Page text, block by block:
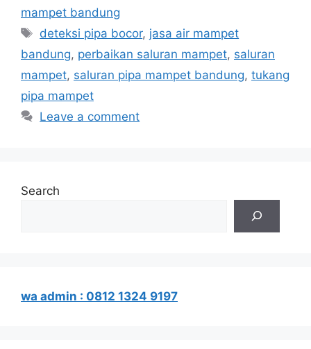
mampet bandung
Tags
deteksi pipa bocor, jasa air mampet
bandung, perbaikan saluran mampet, saluran
mampet, saluran pipa mampet bandung, tukang
pipa mampet
Leave a comment
Search
wa admin : 0812 1324 9197